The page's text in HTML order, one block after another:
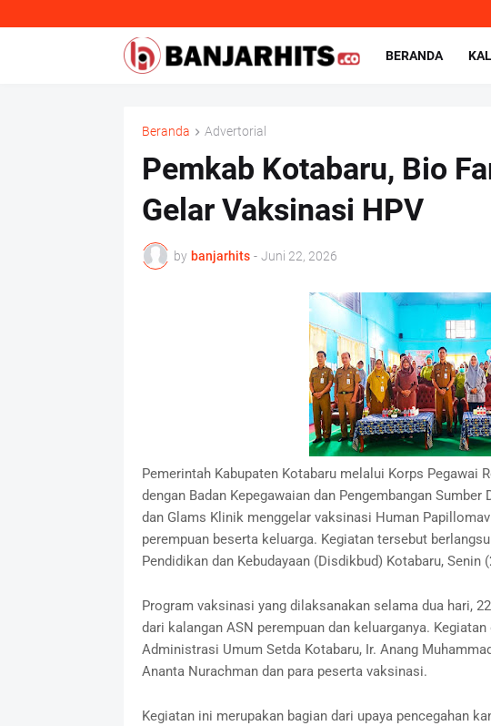
BERANDA
Beranda Advertorial
Pemkab Kotabaru, Bio
Gelar Vaksinasi HPV
by banjarhits - Juni 22, 2026
Pemerintah Kabupaten Kotabaru melalui Korps Pegawai
dengan Badan Kepegawaian dan Pengembangan Sumber
dan Glams Klinik menggelar vaksinasi Human
perempuan beserta keluarga. Kegiatan tersebut
Pendidikan dan Kebudayaan (Disdikbud) Kotabaru, Senin
Program vaksinasi yang dilaksanakan selama dua hari,
dari kalangan ASN perempuan dan keluarganya.
Administrasi Umum Setda Kotabaru, Ir. Anang
Ananta Nurachman dan para peserta vaksinasi.
Kegiatan ini merupakan bagian dari upaya pencegahan